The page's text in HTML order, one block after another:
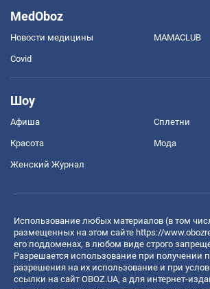
MedOboz
Новости медицины MAMACLUB
Covid
Шоу
Афиша Сплетни
Красота Мода
Женский Журнал
Использование любых материалов (в том
размещенных на этом сайте https://
его поддоменах, в любом виде строго
Разрешается использование при получении
разрешения на их использование и при
ссылки на сайт OBOZ.UA, а для интернет-